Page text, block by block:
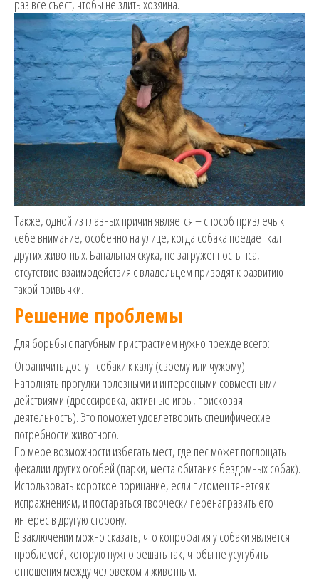
раз все съест, чтобы не злить хозяина.
Также, одной из главных причин является – способ привлечь к
себе внимание, особенно на улице, когда собака поедает кал
других животных. Банальная скука, не загруженность пса,
отсутствие взаимодействия с владельцем приводят к развитию
такой привычки.
Решение проблемы
Для борьбы с пагубным пристрастием нужно прежде всего:
Ограничить доступ собаки к калу (своему или чужому).
Наполнять прогулки полезными и интересными совместными
действиями (дрессировка, активные игры, поисковая
деятельность). Это поможет удовлетворить специфические
потребности животного.
По мере возможности избегать мест, где пес может поглощать
фекалии других особей (парки, места обитания бездомных собак).
Использовать короткое порицание, если питомец тянется к
испражнениям, и постараться творчески перенаправить его
интерес в другую сторону.
В заключении можно сказать, что копрофагия у собаки является
проблемой, которую нужно решать так, чтобы не усугубить
отношения между человеком и животным.